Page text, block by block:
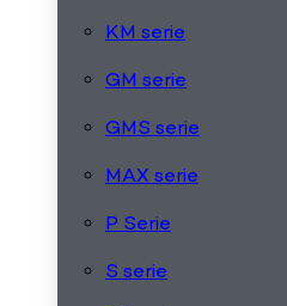
KM serie
GM serie
GMS serie
MAX serie
P Serie
S serie